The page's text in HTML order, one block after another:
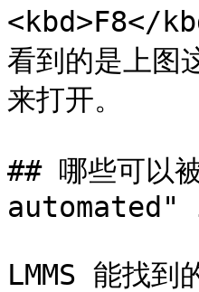
<kbd>F8</
看到的是上图
来打开。
## 哪些可以
automated"
LMMS 能找